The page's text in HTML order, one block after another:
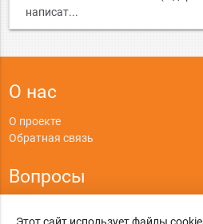
написат...
О нас
О проекте
Обратная связь
Вопросы